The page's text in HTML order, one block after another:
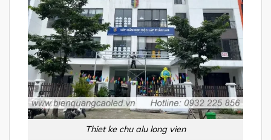
Thiet ke chu alu long vien